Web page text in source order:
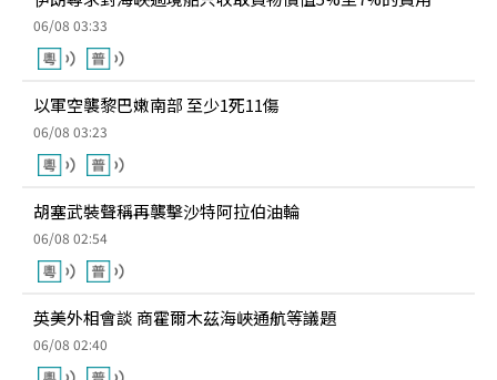
06/08 03:33
以軍空襲黎巴嫩南部 至少1死11傷
06/08 03:23
胡塞武裝聲稱再襲擊沙特阿拉伯油輪
06/08 02:54
英美外相會談 商霍爾木茲海峽通航等議題
06/08 02:40